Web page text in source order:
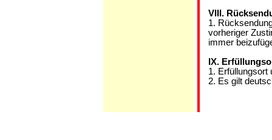
VIII.
1.
vorheriger
immer
IX.
1. Erfüllungsort
2. Es gilt